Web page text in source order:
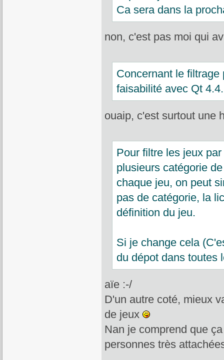
Ca sera dans la
non, c'est pas moi qui
Concernant le
faisabilité avec Qt 4.4.
ouaip, c'est surtout une
Pour filtre les jeux
plusieurs catégorie
chaque jeu, on peut
pas de catégorie, la
définition du jeu.
Si je change cela
du dépot dans toutes
aïe :-/
D'un autre coté, mieux
de jeux
Nan je comprend que
personnes très